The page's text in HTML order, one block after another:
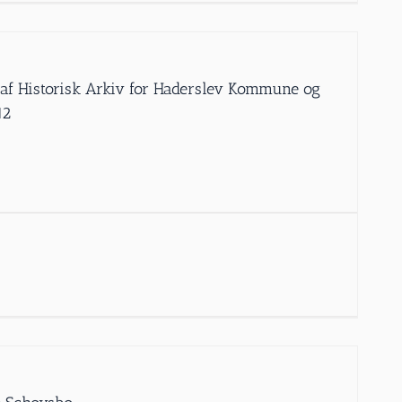
Historisk Arkiv for Haderslev Kommune og